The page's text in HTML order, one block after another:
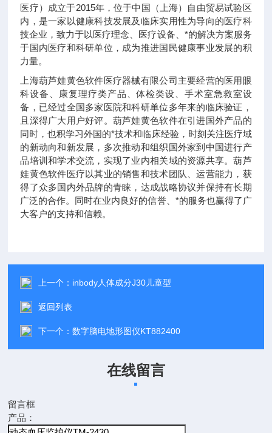
医疗）成立于2015年，位于中国（上海）自由贸易试验区
内，是一家以健康科技发展及临床实用性为导向的医疗科
技企业，致力于以医疗理念、医疗设备、*的解决方案服务
于国内医疗和科研单位，成为推进国民健康事业发展的积
力量。
上海葫芦娃黄色软件医疗器械有限公司主要经营的医用眼
科设备、康复理疗类产品、体检类设、手术室急救室设
备，已经过全国多家医院和科研单位多年来的临床验证，
且深得广大用户好评。葫芦娃黄色软件在引进国外产品的
同时，也积学习外国的*技术和临床经验，时刻关注医疗域
的新动向和新发展，多次推动和组织国外家到中国进行产
品培训和学术交流，实现了业内相关域的资源共享。葫芦
娃黄色软件医疗以其业的销售和技术团队、运营能力，获
得了众多国内外品牌的青睐，达成战略协议并保持有长期
广泛的合作。同时在业内良好的信誉、*的服务也赢得了广
大客户的支持和信赖。
上一个： inbody人体成分J30儿童型
返回列表
下一个：数字脑电地形图仪KT882400
在线留言
留言框
产品：